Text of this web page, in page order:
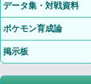
データ集・対戦資料
ポケモン育成論
掲示板